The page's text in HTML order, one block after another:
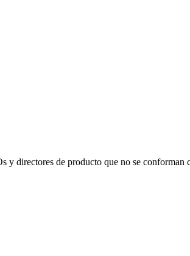
y directores de producto que no se conforman